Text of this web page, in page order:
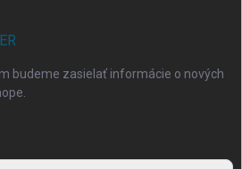
budeme zasielať informácie o nových